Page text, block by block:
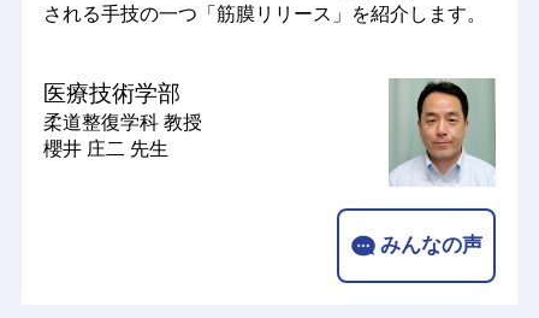
される手技の一つ「筋膜リリース」を紹介します。
医療技術学部
柔道整復学科 教授
櫻井 庄二 先生
みんなの声